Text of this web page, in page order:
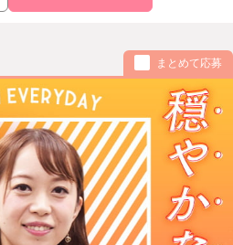
まとめて応募